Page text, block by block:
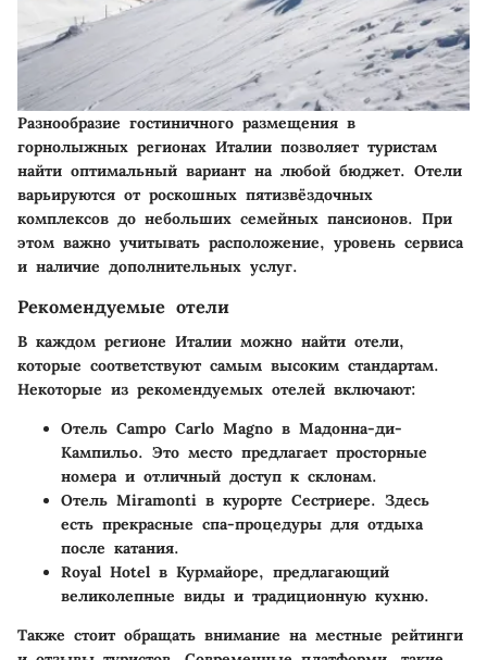
Разнообразие гостиничного размещения в
горнолыжных регионах Италии позволяет туристам
найти оптимальный вариант на любой бюджет. Отели
варьируются от роскошных пятизвёздочных
комплексов до небольших семейных пансионов. При
этом важно учитывать расположение, уровень сервиса
и наличие дополнительных услуг.
Рекомендуемые отели
В каждом регионе Италии можно найти отели,
которые соответствуют самым высоким стандартам.
Некоторые из рекомендуемых отелей включают:
Отель Campo Carlo Magno в Мадонна-ди-
Кампильо. Это место предлагает просторные
номера и отличный доступ к склонам.
Отель Miramonti в курорте Сестриере. Здесь
есть прекрасные спа-процедуры для отдыха
после катания.
Royal Hotel в Курмайоре, предлагающий
великолепные виды и традиционную кухню.
Также стоит обращать внимание на местные рейтинги